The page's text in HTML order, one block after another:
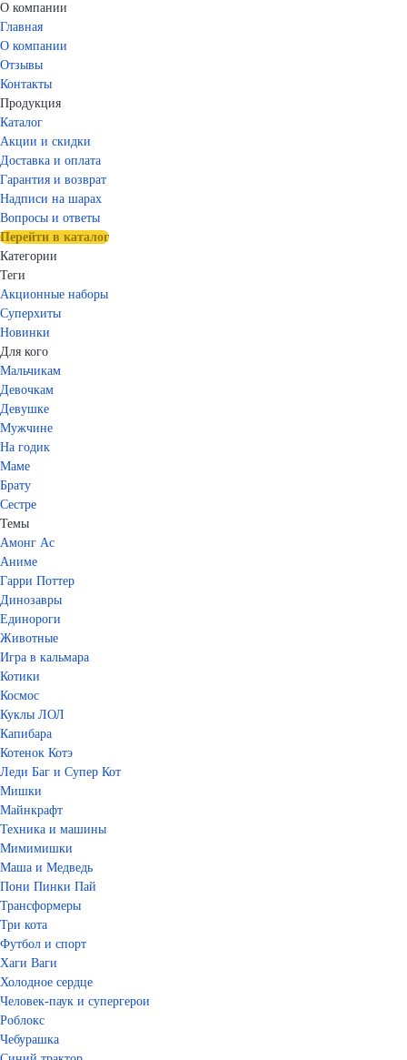
О компании
Главная
О компании
Отзывы
Контакты
Продукция
Каталог
Акции и скидки
Доставка и оплата
Гарантия и возврат
Надписи на шарах
Вопросы и ответы
Перейти в каталог
Категории
Теги
Акционные наборы
Суперхиты
Новинки
Для кого
Мальчикам
Девочкам
Девушке
Мужчине
На годик
Маме
Брату
Сестре
Темы
Амонг Ас
Аниме
Гарри Поттер
Динозавры
Единороги
Животные
Игра в кальмара
Котики
Космос
Куклы ЛОЛ
Капибара
Котенок Котэ
Леди Баг и Супер Кот
Мишки
Майнкрафт
Техника и машины
Мимимишки
Маша и Медведь
Пони Пинки Пай
Трансформеры
Три кота
Футбол и спорт
Хаги Ваги
Холодное сердце
Человек-паук и супергерои
Роблокс
Чебурашка